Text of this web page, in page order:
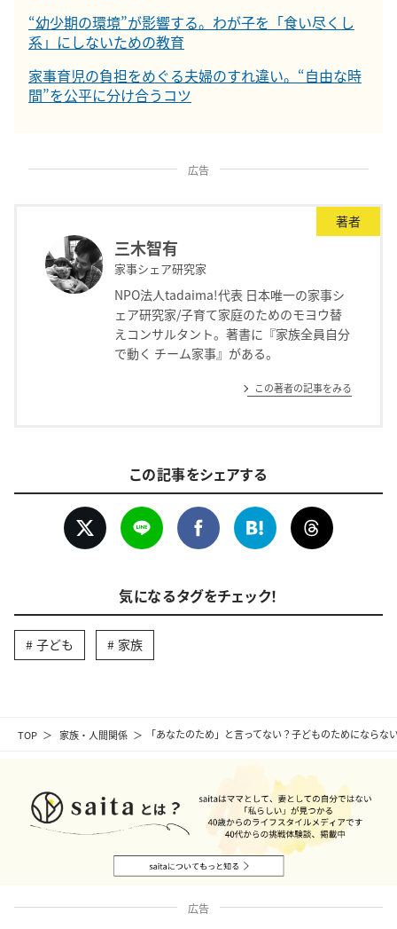
TOP 家族・人間関係 「あなたのため」と言ってない？子どものためにならな
“幼少期の環境”が影響する。わが子を「食い尽くし
系」にしないための教育
家事育児の負担をめぐる夫婦のすれ違い。“自由な時
間”を公平に分け合うコツ
広告
著者
三木智有
家事シェア研究家
NPO法人tadaima!代表 日本唯一の家事シ
ェア研究家/子育て家庭のためのモヨウ替
えコンサルタント。著書に『家族全員自分
で動く チーム家事』がある。
この著者の記事をみる
この記事をシェアする
気になるタグをチェック！
子ども 家族
広告